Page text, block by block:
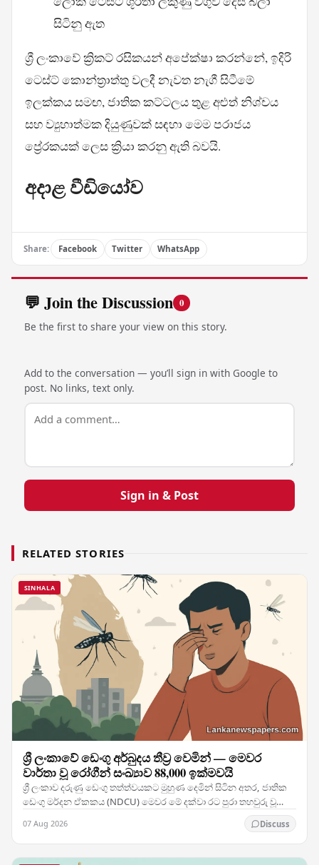
සිටිනු ඇත
ශ්‍රී ලංකාවේ ක්‍රිකට් රසිකයන් අපේක්ෂා කරන්නේ, ඉදිරි
ටෙස්ට් කොන්ත්‍රාත්තු වලදී නැවත නැගී සිටීමේ
ඉලක්කය සමඟ, ජාතික කට්ටලය තුළ අළුත් නිශ්චය
සහ ව්‍යුහාත්මක දියුණුවක් සඳහා මෙම පරාජය
ප්‍රේරකයක් ලෙස ක්‍රියා කරනු ඇති බවයි.
අදාළ වීඩියෝව
Share: Facebook Twitter WhatsApp
💬 Join the Discussion 0
Be the first to share your view on this story.
Add to the conversation — you’ll sign in with Google to
post. No links, text only.
Sign in & Post
RELATED STORIES
SINHALA
ශ්‍රී ලංකාවේ ඩෙංගු අර්බුදය තීව්‍ර වෙමින් — මෙවර
වාර්තා වූ රෝගීන් සංඛ්‍යාව 88,000 ඉක්මවයි
ශ්‍රී ලංකාව දරුණු ඩෙංගු තත්ත්වයකට මුහුණ දෙමින් සිටින අතර, ජාතික
ඩෙංගු මර්දන ඒකකය (NDCU) මෙවර මේ දක්වා රට පුරා තහවුරු වූ
07 Aug 2026 Discuss